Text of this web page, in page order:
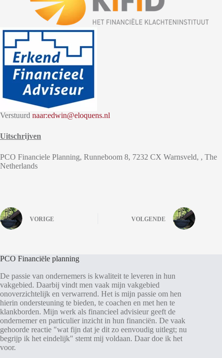
Verstuurd naar:edwin@eloquens.nl
Uitschrijven
PCO Financiele Planning, Runneboom 8, 7232 CX Warnsveld, , The
Netherlands
VORIGE VOLGENDE
PCO Financiële planning
De passie van ondernemers is kwaliteit te leveren in hun
vakgebied. Daarbij vindt men vaak mijn vakgebied
onoverzichtelijk en verwarrend. Het is mijn passie om hen
hierin ondersteuning te bieden, te coachen en met hen te
klankborden. Mijn werk als financieel advisieur geeft de
ondernemer en particulier inzicht in hun financiën. De vaak
gehoorde reactie "wat fijn dat je dit zo eenvoudig uitlegt; nu
begrijp ik het eindelijk" stemt mij voldaan. Daar doe ik het
voor.